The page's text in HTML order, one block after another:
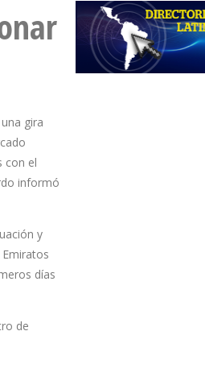
gira
con el
informó
y
días
de